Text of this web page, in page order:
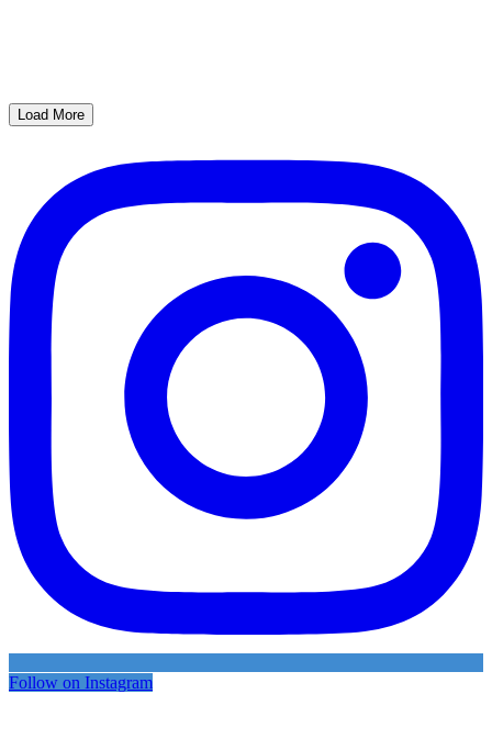
Load More
Follow on Instagram